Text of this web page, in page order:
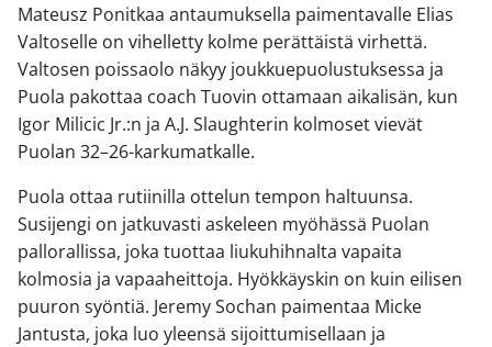
Mateusz Ponitkaa antaumuksella paimentavalle Elias
Valtoselle on vihelletty kolme perättäistä virhettä.
Valtosen poissaolo näkyy joukkuepuolustuksessa ja
Puola pakottaa coach Tuovin ottamaan aikalisän, kun
Igor Milicic Jr.:n ja A.J. Slaughterin kolmoset vievät
Puolan 32–26-karkumatkalle.
Puola ottaa rutiinilla ottelun tempon haltuunsa.
Susijengi on jatkuvasti askeleen myöhässä Puolan
pallorallissa, joka tuottaa liukuhihnalta vapaita
kolmosia ja vapaaheittoja. Hyökkäyskin on kuin eilisen
puuron syöntiä. Jeremy Sochan paimentaa Micke
Jantusta, joka luo yleensä sijoittumisellaan ja